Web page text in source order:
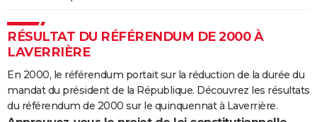
RÉSULTAT DU RÉFÉRENDUM DE 2000 À
LAVERRIÈRE
En 2000, le référendum portait sur la réduction de la durée du
mandat du président de la République. Découvrez les résultats
du référendum de 2000 sur le quinquennat à Laverrière.